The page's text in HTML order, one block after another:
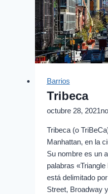
Barrios
Tribeca
octubre 28, 2021
Tribeca (o
Manhattan, en la
Su nombre es un
palabras
está delimitado
Street, Broadway